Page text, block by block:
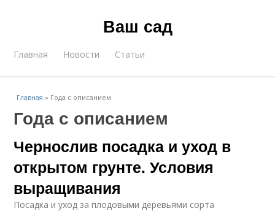
Ваш сад
Главная Новости Статьи
Главная » Года с описанием
Года с описанием
Чернослив посадка и уход в
открытом грунте. Условия
выращивания
Посадка и уход за плодовыми деревьями сорта